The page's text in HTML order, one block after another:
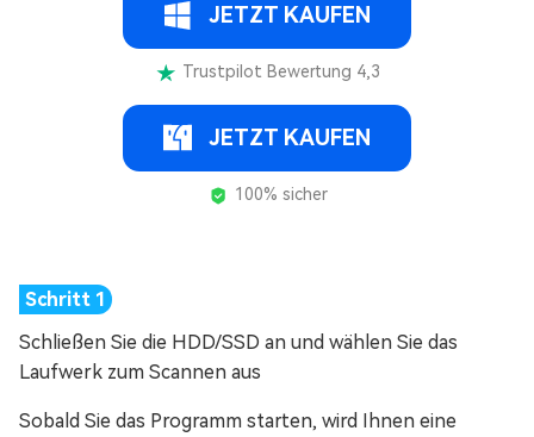
JETZT KAUFEN
Trustpilot Bewertung 4,3
JETZT KAUFEN
100% sicher
Schließen Sie die HDD/SSD an und wählen Sie das
Laufwerk zum Scannen aus
Sobald Sie das Programm starten, wird Ihnen eine